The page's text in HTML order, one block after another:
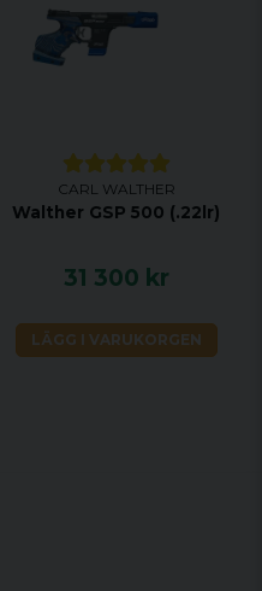
CARL WALTHER
Walther GSP 500 (.22lr)
31 300 kr
LÄGG I VARUKORGEN